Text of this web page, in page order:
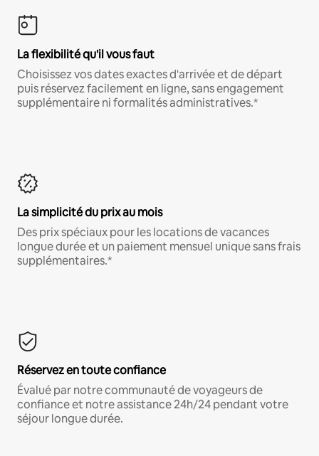
La flexibilité qu'il vous faut
Choisissez vos dates exactes d'arrivée et de départ
puis réservez facilement en ligne, sans engagement
supplémentaire ni formalités administratives.*
La simplicité du prix au mois
Des prix spéciaux pour les locations de vacances
longue durée et un paiement mensuel unique sans frais
supplémentaires.*
Réservez en toute confiance
Évalué par notre communauté de voyageurs de
confiance et notre assistance 24h/24 pendant votre
séjour longue durée.